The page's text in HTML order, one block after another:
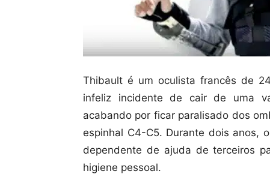
Thibault é um oculista francês de
infeliz incidente de cair de uma
acabando por ficar paralisado dos
espinhal C4-C5. Durante dois anos,
dependente de ajuda de terceiros
higiene pessoal.